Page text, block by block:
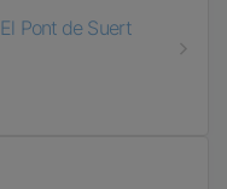
El Pont de Suert